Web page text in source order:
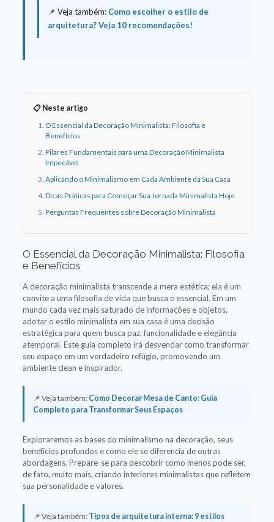
📌 Veja também: Como escolher o estilo de
arquitetura? Veja 10 recomendações!
📋 Neste artigo
O Essencial da Decoração Minimalista: Filosofia e
Benefícios
Pilares Fundamentais para uma Decoração Minimalista
Impecável
Aplicando o Minimalismo em Cada Ambiente da Sua Casa
Dicas Práticas para Começar Sua Jornada Minimalista Hoje
Perguntas Frequentes sobre Decoração Minimalista
O Essencial da Decoração Minimalista: Filosofia
e Benefícios
A decoração minimalista transcende a mera estética; ela é um
convite a uma filosofia de vida que busca o essencial. Em um
mundo cada vez mais saturado de informações e objetos,
adotar o estilo minimalista em sua casa é uma decisão
estratégica para quem busca paz, funcionalidade e elegância
atemporal. Este guia completo irá desvendar como transformar
seu espaço em um verdadeiro refúgio, promovendo um
ambiente clean e inspirador.
📌 Veja também: Como Decorar Mesa de Canto: Guia
Completo para Transformar Seus Espaços
Exploraremos as bases do minimalismo na decoração, seus
benefícios profundos e como ele se diferencia de outras
abordagens. Prepare-se para descobrir como menos pode ser,
de fato, muito mais, criando interiores minimalistas que refletem
sua personalidade e valores.
📌 Veja também: Tipos de arquitetura interna: 9 estilos